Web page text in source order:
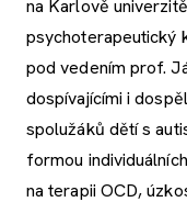
na Karlově
psychoterapeutický
pod vedením prof.
dospívajícími i
spolužáků dětí s
formou
na terapii OCD,